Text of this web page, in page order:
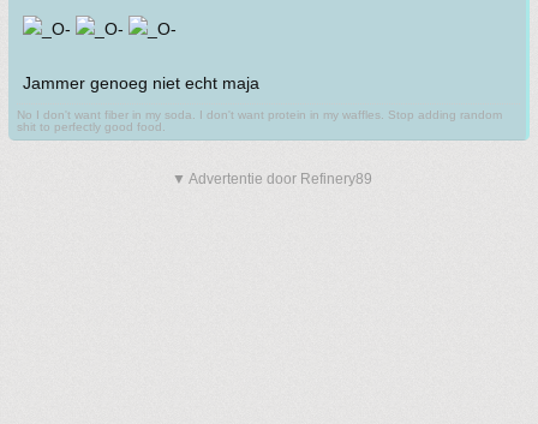
Jammer genoeg niet echt maja
No I don't want fiber in my soda. I don't want protein in my waffles. Stop adding random
shit to perfectly good food.
▼ Advertentie door Refinery89